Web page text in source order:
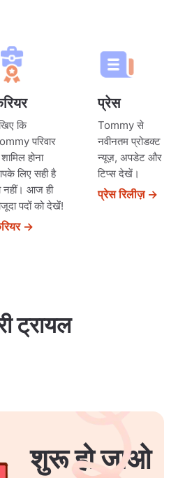
कि
परिवार
होना
लिए सही है
नहीं। आज ही
पदों को देखें!
→
प्रेस
Tommy से
नवीनतम प्रोडक्ट
न्यूज़, अपडेट और
टिप्स देखें।
प्रेस रिलीज़ →
ट्रायल
शुरू हो जाओ